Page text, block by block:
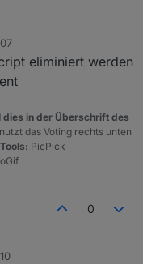
eliminiert werden
dies in der Überschrift des
das Voting rechts unten
PicPick
0